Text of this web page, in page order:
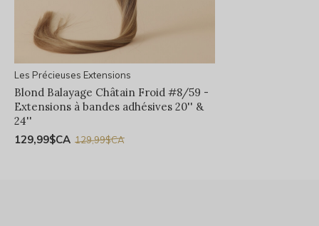
Les Précieuses Extensions
Blond Balayage Châtain Froid #8/59 -
Extensions à bandes adhésives 20'' &
24''
129,99$CA 129,99$CA